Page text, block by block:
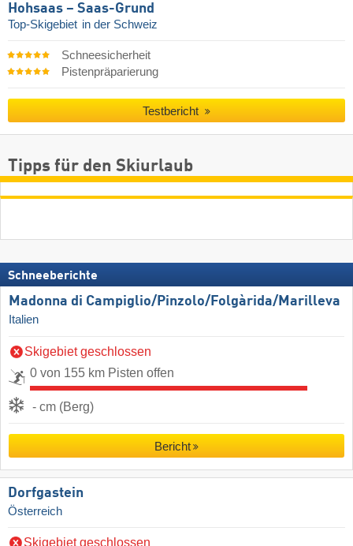
Hohsaas – Saas-Grund
Top-Skigebiet in der Schweiz
Schneesicherheit
Pistenpräparierung
Testbericht
Tipps für den Skiurlaub
Schneeberichte
Madonna di Campiglio/​Pinzolo/​Folgàrida/​Marilleva
Italien
Skigebiet geschlossen
0 von 155 km Pisten offen
- cm (Berg)
Bericht
Dorfgastein
Österreich
Skigebiet geschlossen